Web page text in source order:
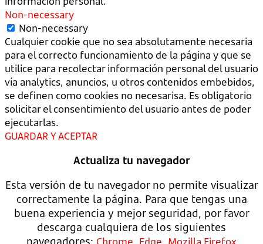
Non-necessary
Non-necessary
Cualquier cookie que no sea absolutamente necesaria
para el correcto funcionamiento de la página y que se
utilice para recolectar información personal del usuario
vía analytics, anuncios, u otros contenidos embebidos,
se definen como cookies no necesarisa. Es obligatorio
solicitar el consentimiento del usuario antes de poder
ejecutarlas.
GUARDAR Y ACEPTAR
Actualiza tu navegador
Esta versión de tu navegador no permite visualizar
correctamente la página. Para que tengas una
buena experiencia y mejor seguridad, por favor
descarga cualquiera de los siguientes
navegadores: